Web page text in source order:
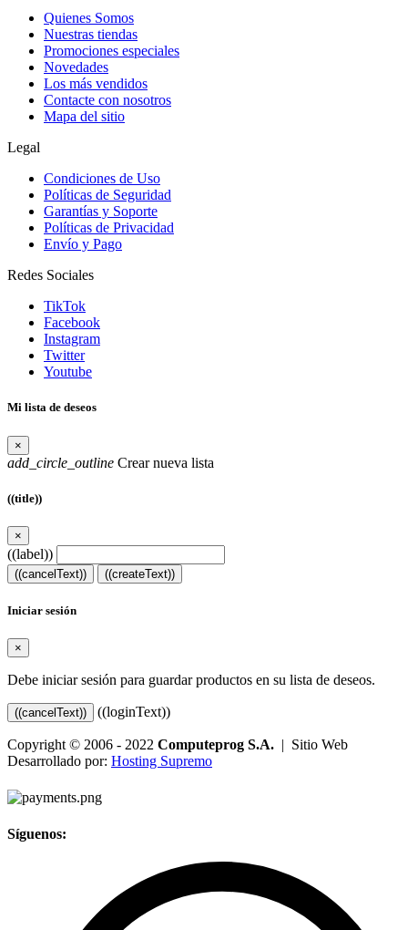
Quienes Somos
Nuestras tiendas
Promociones especiales
Novedades
Los más vendidos
Contacte con nosotros
Mapa del sitio
Legal
Condiciones de Uso
Políticas de Seguridad
Garantías y Soporte
Políticas de Privacidad
Envío y Pago
Redes Sociales
TikTok
Facebook
Instagram
Twitter
Youtube
Mi lista de deseos
×
add_circle_outline Crear nueva lista
((title))
×
((label))
((cancelText)) ((createText))
Iniciar sesión
×
Debe iniciar sesión para guardar productos en su lista de deseos.
((cancelText)) ((loginText))
Copyright © 2006 - 2022 Computeprog S.A. | Sitio Web
Desarrollado por: Hosting Supremo
Síguenos: